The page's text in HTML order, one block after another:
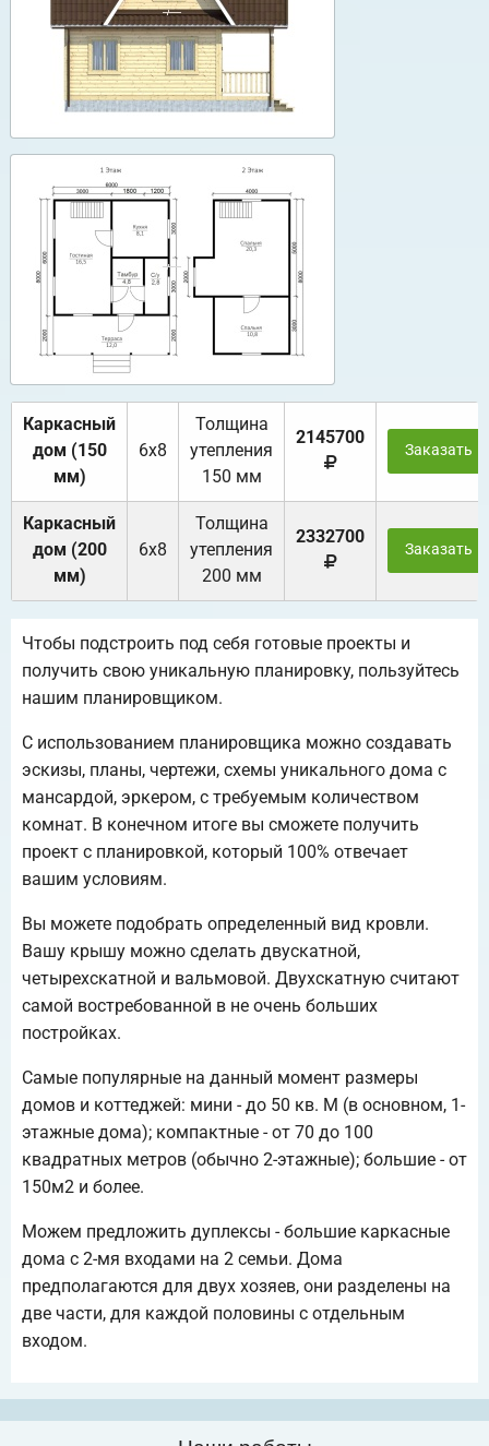
Каркасный
дом (150
мм)
6х8
Толщина
утепления
150 мм
2145700
Заказать
Каркасный
дом (200
мм)
6х8
Толщина
утепления
200 мм
2332700
Заказать
Чтобы подстроить под себя готовые проекты и
получить свою уникальную планировку, пользуйтесь
нашим планировщиком.
С использованием планировщика можно создавать
эскизы, планы, чертежи, схемы уникального дома с
мансардой, эркером, с требуемым количеством
комнат. В конечном итоге вы сможете получить
проект с планировкой, который 100% отвечает
вашим условиям.
Вы можете подобрать определенный вид кровли.
Вашу крышу можно сделать двускатной,
четырехскатной и вальмовой. Двухскатную считают
самой востребованной в не очень больших
постройках.
Самые популярные на данный момент размеры
домов и коттеджей: мини - до 50 кв. М (в основном, 1-
этажные дома); компактные - от 70 до 100
квадратных метров (обычно 2-этажные); большие - от
150м2 и более.
Можем предложить дуплексы - большие каркасные
дома с 2-мя входами на 2 семьи. Дома
предполагаются для двух хозяев, они разделены на
две части, для каждой половины с отдельным
входом.